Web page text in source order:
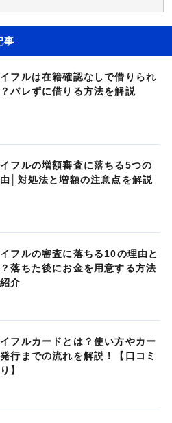
事
フルは在籍確認なしで借りられ
バレずに借りる方法を解説
フルの増額審査に落ちる5つの
│対処法と増額の注意点を解説
フルの審査に落ちる10の理由と
落ちた後にお金を用意する方法
介
フルカードとは？使い方やカー
発行までの流れを解説！【口コミ
】